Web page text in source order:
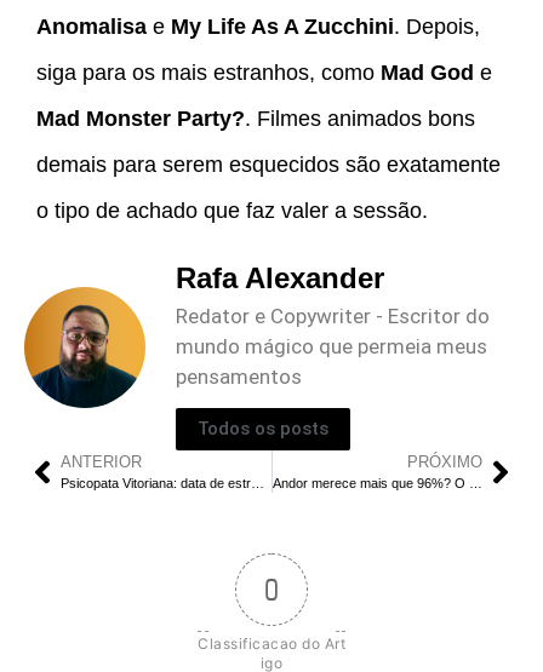
Anomalisa e My Life As A Zucchini. Depois,
siga para os mais estranhos, como Mad God e
Mad Monster Party?. Filmes animados bons
demais para serem esquecidos são exatamente
o tipo de achado que faz valer a sessão.
Rafa Alexander
Redator e Copywriter - Escritor do
mundo mágico que permeia meus
pensamentos
Todos os posts
ANTERIOR PRÓXIMO
0
Classificacao do Art
igo